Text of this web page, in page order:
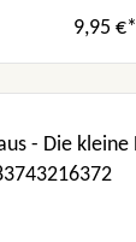
9,95 €*